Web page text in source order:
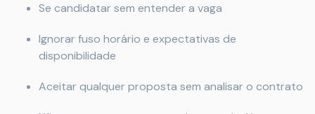
Se candidatar sem entender a vaga
Ignorar fuso horário e expectativas de
disponibilidade
Aceitar qualquer proposta sem analisar o contrato